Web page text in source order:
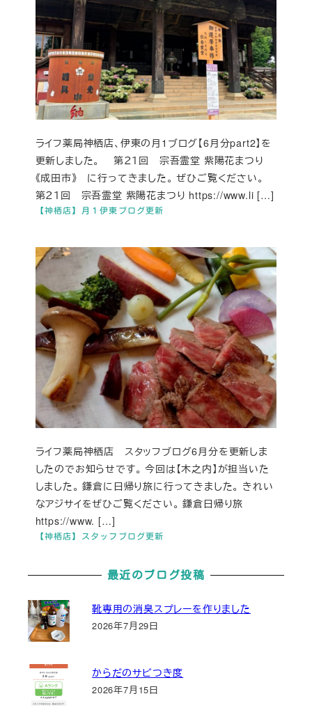
【神栖店】月１伊東ブログ更新
ライフ薬局神栖店、伊東の月1ブログ【6月分part2】を
更新しました。 第２１回 宗吾霊堂 紫陽花まつり
《成田市》 に行ってきました。 ぜひご覧ください。
第２１回 宗吾霊堂 紫陽花まつり https://www.li […]
【神栖店】スタッフブログ更新
ライフ薬局神栖店 スタッフブログ6月分を更新しま
したのでお知らせです。 今回は【木之内】が担当いた
しました。 鎌倉に日帰り旅に行ってきました。 きれい
なアジサイをぜひご覧ください。 鎌倉日帰り旅
https://www. […]
最近のブログ投稿
靴専用の消臭スプレーを作りました
2026年7月29日
からだのサビつき度
2026年7月15日